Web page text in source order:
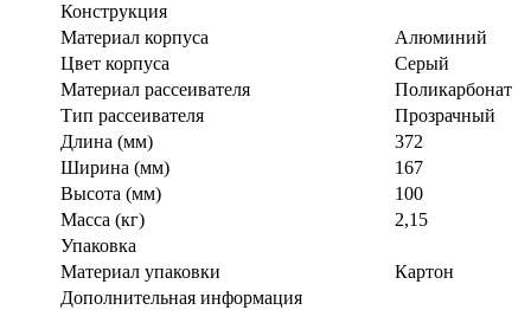
Конструкция
Материал корпуса
Алюминий
Цвет корпуса
Серый
Материал рассеивателя
Поликарбонат
Тип рассеивателя
Прозрачный
Длина (мм)
372
Ширина (мм)
167
Высота (мм)
100
Масса (кг)
2,15
Упаковка
Материал упаковки
Картон
Дополнительная информация